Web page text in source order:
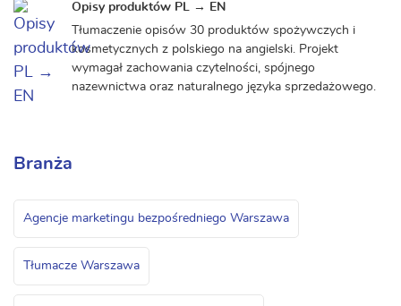
Opisy produktów PL → EN
Tłumaczenie opisów 30 produktów spożywczych i
kosmetycznych z polskiego na angielski. Projekt
wymagał zachowania czytelności, spójnego
nazewnictwa oraz naturalnego języka sprzedażowego.
Branża
Agencje marketingu bezpośredniego Warszawa
Tłumacze Warszawa